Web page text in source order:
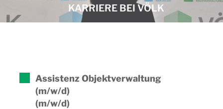
KARRIERE BEI VÖLK
Assistenz Objektverwaltung
(m/w/d)
(m/w/d)